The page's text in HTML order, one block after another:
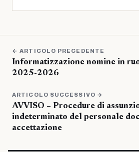
← ARTICOLO PRECEDENTE
Informatizzazione nomine in
2025-2026
ARTICOLO SUCCESSIVO →
AVVISO – Procedure di
indeterminato del personale
accettazione